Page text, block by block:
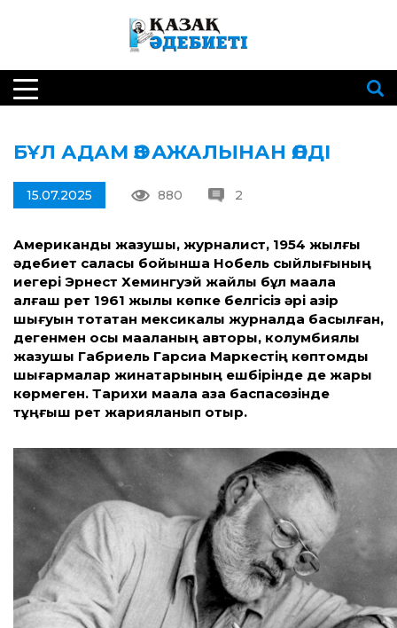
БҰЛ АДАМ ӨЗ АЖАЛЫНАН ӨЛДІ
15.07.2025 880 2
Американдық жазушы, журналист, 1954 жылғы
әдебиет саласы бойынша Нобель сыйлығының
иегері Эрнест Хемингуэй жайлы бұл мақала
алғаш рет 1961 жылы көпке белгісіз әрі қазір
шығуын тоқтатқан мексикалық журналда басылған,
дегенмен осы мақаланың авторы, колумбиялық
жазушы Габриель Гарсиа Маркестің көптомдық
шығармалар жинақтарының ешбірінде де жарық
көрмеген. Тарихи мақала қазақ баспасөзінде
тұңғыш рет жарияланып отыр.